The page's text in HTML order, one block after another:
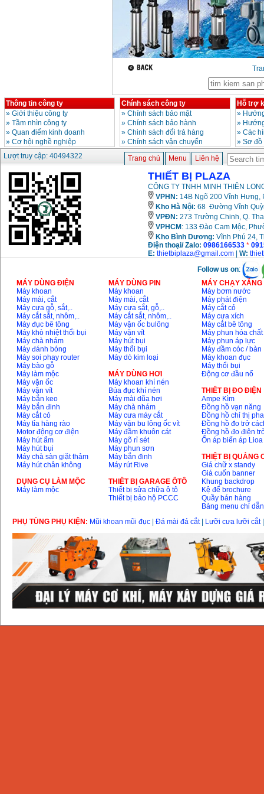
Thông tin công ty
» Giới thiệu công ty
» Tầm nhìn công ty
» Quan điểm kinh doanh
» Cơ hội nghề nghiệp
Chính sách công ty
» Chính sách bảo mật
» Chính sách bảo hành
» Chinh sách đổi trả hàng
» Chính sách vận chuyển
Hỗ trợ
»
»
» Các
» Sơ
Lượt truy cập: 40494322
Trang chủ Menu Liên hệ
THIẾT BỊ PLAZA
CÔNG TY TNHH MINH THIÊN
VPHN: 14B Ngõ 200 Vĩnh Hưng,
Kho Hà Nội: 68 Đường Vĩnh
VPĐN: 273 Trường Chinh, Q.
VPHCM : 133 Đào Cam Mộc,
Kho Bình Dương: Vĩnh Phú 24,
Điện thoại/ Zalo: 0986166533 *
E: thietbiplaza@gmail.com W:
Follow us on:
MÁY DÙNG ĐIỆN
Máy khoan
Máy mài, cắt
Máy cưa gỗ, sắt,..
Máy cắt sắt, nhôm,..
Máy đục bê tông
Máy khò nhiệt thổi bụi
Máy chà nhám
Máy đánh bóng
Máy soi phay router
Máy bào gỗ
Máy làm mộc
Máy vặn ốc
Máy vặn vít
Máy bắn keo
Máy bắn đinh
Máy cắt cỏ
Máy tỉa hàng rào
Motor động cơ điện
Máy hút ẩm
Máy hút bụi
Máy chà sàn giặt thảm
Máy hút chân không
DỤNG CỤ LÀM MỘC
Máy làm mộc
MÁY DÙNG PIN
Máy khoan
Máy mài, cắt
Máy cưa sắt, gỗ,..
Máy cắt sắt, nhôm,..
Máy vặn ốc bulông
Máy vặn vít
Máy hút bụi
Máy thổi bụi
Máy dò kim loại
MÁY DÙNG HƠI
Máy khoan khí nén
Búa đục khí nén
Máy mài dũa hơi
Máy chà nhám
Máy cưa máy cắt
Máy vặn bu lông ốc vít
Máy đầm khuôn cát
Máy gõ rỉ sét
Máy phun sơn
Máy bắn đinh
Máy rút Rive
THIÊT BỊ GARAGE ÔTÔ
Thiết bị sửa chữa ô tô
Thiết bị bảo hộ PCCC
MÁY CHẠY
Máy bơm nước
Máy phát điện
Máy cắt cỏ
Máy cưa xích
Máy cắt bê tông
Máy phun hóa chất
Máy phun áp lực
Máy đầm cóc / bàn
Máy khoan đục
Máy thổi bụi
Động cơ đầu nổ
THIÊT BỊ ĐO ĐIỆN
Ampe Kìm
Đồng hồ vạn năng
Đồng hồ chỉ thị pha
Đồng hồ đo trở
Đồng hồ đo điện
Ổn áp biến áp Lioa
THIỆT BỊ QUẢNG
Giá chữ x standy
Giá cuốn banner
Khung backdrop
Kệ để brochure
Quầy bán hàng
Bảng menu chỉ dẫn
PHỤ TÙNG PHỤ KIỆN: Mũi khoan mũi đục Đá mài đá cắt| Lưỡi cưa lưỡi cắt